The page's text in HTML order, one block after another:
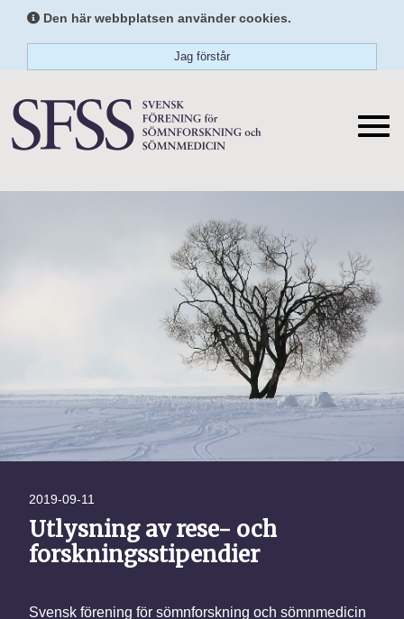
Den här webbplatsen använder cookies.
Jag förstår
2019-09-11
Utlysning av rese- och
forskningsstipendier
Svensk förening för sömnforskning och sömnmedicin